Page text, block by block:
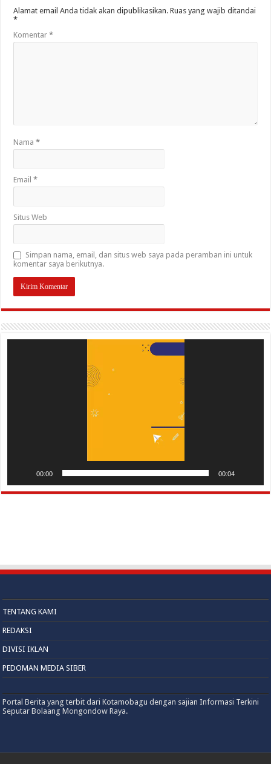
Alamat email Anda tidak akan dipublikasikan. Ruas yang wajib ditandai
*
Komentar*
Nama*
Email*
Situs Web
Simpan nama, email, dan situs web saya pada peramban ini untuk
komentar saya berikutnya.
00:00 00:04
TENTANG KAMI
REDAKSI
DIVISI IKLAN
PEDOMAN MEDIA SIBER
Portal Berita yang terbit dari Kotamobagu dengan sajian Informasi Terkini
Seputar Bolaang Mongondow Raya.